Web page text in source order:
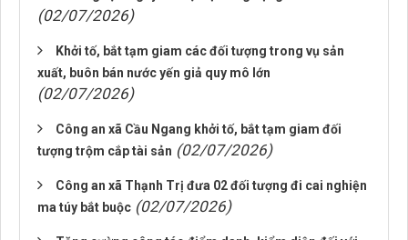
(02/07/2026)
Khởi tố, bắt tạm giam các đối tượng trong vụ sản
xuất, buôn bán nước yến giả quy mô lớn
(02/07/2026)
Công an xã Cầu Ngang khởi tố, bắt tạm giam đối
tượng trộm cắp tài sản (02/07/2026)
Công an xã Thạnh Trị đưa 02 đối tượng đi cai nghiện
ma túy bắt buộc (02/07/2026)